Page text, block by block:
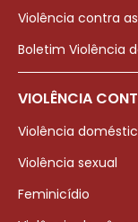
Violência contra
Boletim Violência
VIOLÊNCIA
Violência
Violência sexual
Feminicídio